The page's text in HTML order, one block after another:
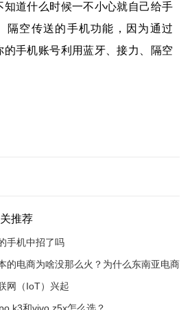
道什么时候一不小心就自己给手
隔空传送的手机功能，因为通过
手机账号利用蓝牙、接力、隔空
推荐
手机中招了吗
的电商为啥没那么火？为什么东南亚电商
网（IoT）兴起